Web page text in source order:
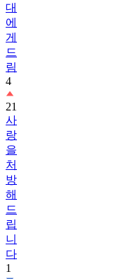
대
에
게
드
림
4
21
사
랑
을
처
방
해
드
립
니
다
1